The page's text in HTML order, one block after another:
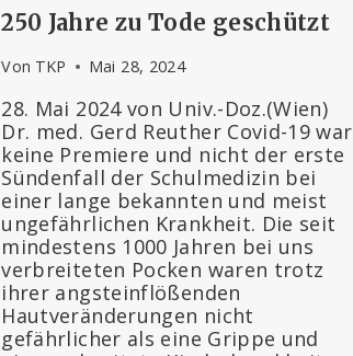
250 Jahre zu Tode geschützt
Von TKP Mai 28, 2024
28. Mai 2024 von Univ.-Doz.(Wien)
Dr. med. Gerd Reuther Covid-19 war
keine Premiere und nicht der erste
Sündenfall der Schulmedizin bei
einer lange bekannten und meist
ungefährlichen Krankheit. Die seit
mindestens 1000 Jahren bei uns
verbreiteten Pocken waren trotz
ihrer angsteinflößenden
Hautveränderungen nicht
gefährlicher als eine Grippe und